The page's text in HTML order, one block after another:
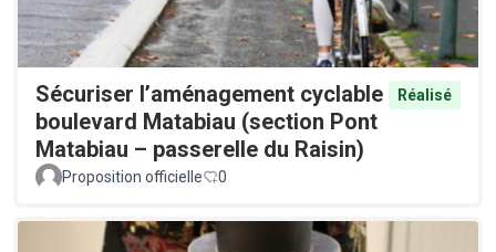
Sécuriser l’aménagement cyclable
boulevard Matabiau (section Pont
Matabiau – passerelle du Raisin)
Réalisé
Proposition officielle 0